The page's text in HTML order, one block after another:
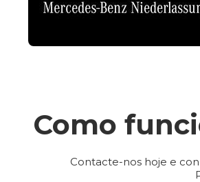
Como
Contacte-nos hoje e